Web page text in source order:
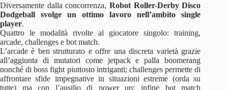
Diversamente dalla concorrenza, Robot Roller-Derby Disco
Dodgeball svolge un ottimo lavoro nell’ambito single
player.
Quattro le modalità rivolte al giocatore singolo: training,
arcade, challenges e bot match.
L’arcade è ben strutturato e offre una discreta varietà grazie
all’aggiunta di mutatori come jetpack e palla boomerang
nonché di boss fight piuttosto intriganti; challenges permette di
affrontare sfide impegnative in situazioni estreme (orda su
tutte) ma con l’ausilio di power up; infine bot match